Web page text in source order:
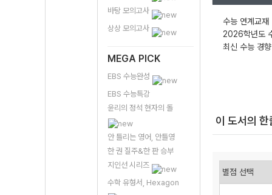
바탕 모의고사
상상 모의고사
MEGA PICK
EBS 수능완성
EBS 수능특강
윤리의 정석 현자의 돌
안 틀리는 영어, 안틀영
한 권 질주&한 판 승부
지인선 시리즈
수학 유형서, Hexagon
수능 연계교재
2026학년도
최신 수능 경
이 도서의 한